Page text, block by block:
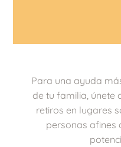
Para una ayuda
de tu familia, únete
retiros en lugares
personas afines